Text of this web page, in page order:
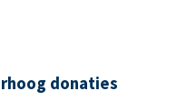
donaties